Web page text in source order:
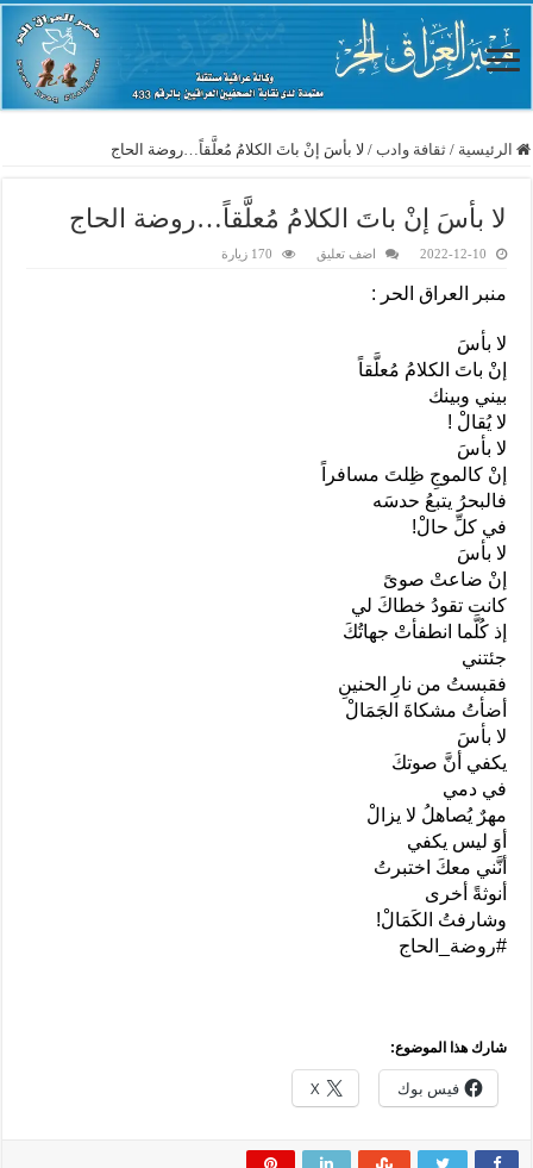
الرئيسية / ثقافة وادب / لا بأسَ إنْ باتَ الكلامُ مُعلَّقاً…روضة الحاج
لا بأسَ إنْ باتَ الكلامُ مُعلَّقاً…روضة الحاج
2022-12-10 اضف تعليق 170 زيارة
منبر العراق الحر :
لا بأسَ
إنْ باتَ الكلامُ مُعلَّقاً
بيني وبينك
لا يُقالْ !
لا بأسَ
إنْ كالموجِ ظِلتَ مسافراً
فالبحرُ يتبعُ حدسَه
في كلِّ حالْ!
لا بأسَ
إنْ ضاعتْ صوىً
كانت تقودُ خطاكَ لي
إذ كُلَّما انطفأتْ جهاتُكَ
جئتني
فقبستُ من نارِ الحنينِ
أضأتُ مشكاةَ الجَمَالْ
لا بأسَ
يكفي أنَّ صوتكَ
في دمي
مهرٌ يُصاهلُ لا يزالْ
أوَ ليس يكفي
أنَّني معكَ اختبرتُ
أنوثةً أخرى
وشارفتُ الكَمَالْ!
#روضة_الحاج
شارك هذا الموضوع:
فيس بوك X